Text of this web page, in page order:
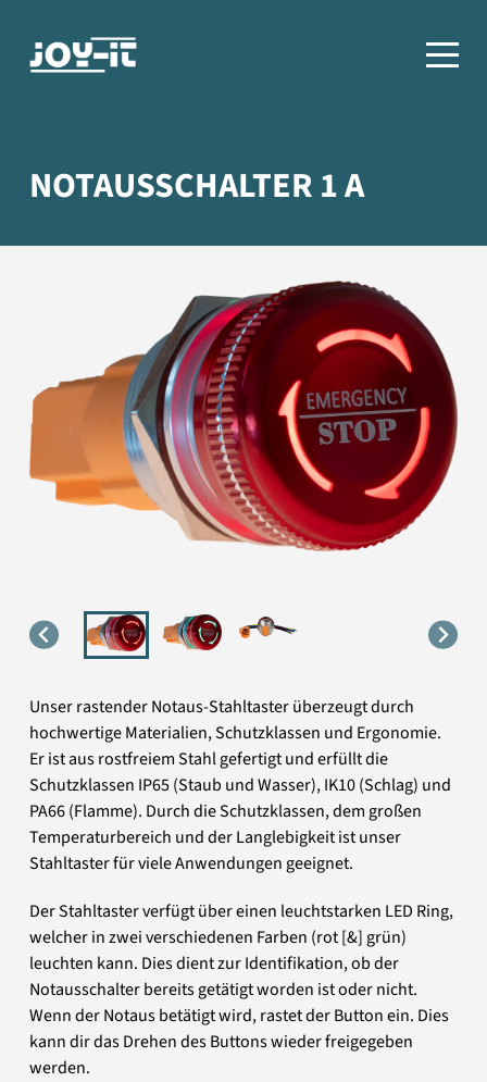
NOTAUSSCHALTER 1 A
Unser rastender Notaus-Stahltaster überzeugt durch
hochwertige Materialien, Schutzklassen und Ergonomie.
Er ist aus rostfreiem Stahl gefertigt und erfüllt die
Schutzklassen IP65 (Staub und Wasser), IK10 (Schlag) und
PA66 (Flamme). Durch die Schutzklassen, dem großen
Temperaturbereich und der Langlebigkeit ist unser
Stahltaster für viele Anwendungen geeignet.
Der Stahltaster verfügt über einen leuchtstarken LED Ring,
welcher in zwei verschiedenen Farben (rot [&] grün)
leuchten kann. Dies dient zur Identifikation, ob der
Notausschalter bereits getätigt worden ist oder nicht.
Wenn der Notaus betätigt wird, rastet der Button ein. Dies
kann dir das Drehen des Buttons wieder freigegeben
werden.